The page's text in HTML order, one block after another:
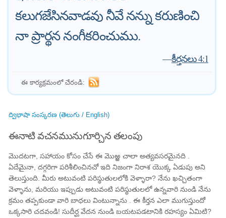
కలుగజేసినవాడవు నీవే నన్ను కరుణించి
నా ప్రార్థన నంగీకరించుము.
—కీర్తనలు 4:1
ఈ కార్యక్రమంలో చేరండి:
ద్విభాషా సంస్కరణ (తెలుగు / English)
ఈనాటి వచనమునుగూర్చిన తలంపు
మొదటగా, సహాయం కోసం చేసే ఈ మొఱ్ఱ చాలా అత్యవసరమైనది .
ఏదేమైనా, దగ్గరిగా పరిశీలించినచో ఇది నిజంగా నిరాశ యొక్క ఏడుపు అని
తెలుస్తుంది. మీరు అటువంటి పరిస్థుతులలోకి వెళ్ళారా? నేను ఖచ్చితంగా
వెళ్ళాను, మరియు ఇప్పుడు అటువంటి పరిస్థుతులలో ఉన్నవారి నుండి నేను
క్రమం తప్పకుండా వారి బాధలు వింటున్నాను . ఈ కీర్తన ఎలా ముగుస్తుందో
ఒక్కసారి చదవండి! సుదీర్ఘ వేదన నుండి బయటపడటానికి రహస్యం ఏమిటి?